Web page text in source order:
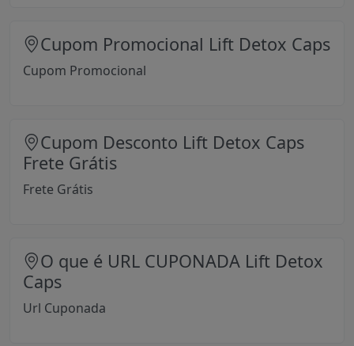
Cupom Promocional Lift Detox Caps
Cupom Promocional
Cupom Desconto Lift Detox Caps
Frete Grátis
Frete Grátis
O que é URL CUPONADA Lift Detox
Caps
Url Cuponada